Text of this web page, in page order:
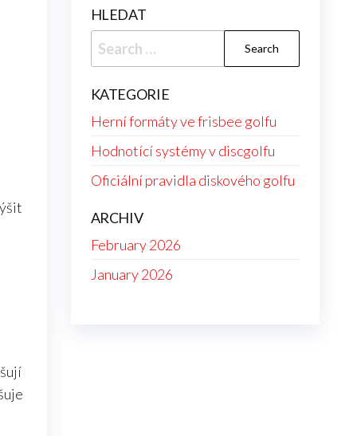
HLEDAT
Search
for:
KATEGORIE
Herní formáty ve frisbee golfu
Hodnotící systémy v discgolfu
Oficiální pravidla diskového golfu
ARCHIV
February 2026
January 2026